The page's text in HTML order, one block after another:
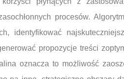
procesów.
identyfikować
propozycje treści
oznacza to możliwość